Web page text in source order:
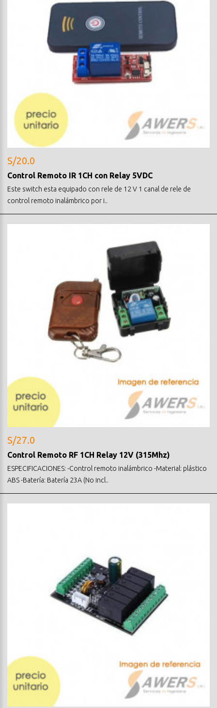
S/20.0
Control Remoto IR 1CH con Relay 5VDC
Este switch esta equipado con rele de 12 V 1 canal de rele de
control remoto inalámbrico por i..
S/27.0
Control Remoto RF 1CH Relay 12V (315Mhz)
ESPECIFICACIONES: -Control remoto inalámbrico -Material: plástico
ABS -Batería: Batería 23A (No incl..